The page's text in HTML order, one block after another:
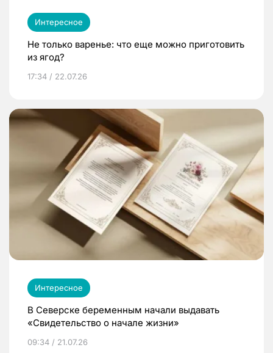
Интересное
Не только варенье: что еще можно приготовить
из ягод?
17:34 / 22.07.26
Интересное
В Северске беременным начали выдавать
«Свидетельство о начале жизни»
09:34 / 21.07.26